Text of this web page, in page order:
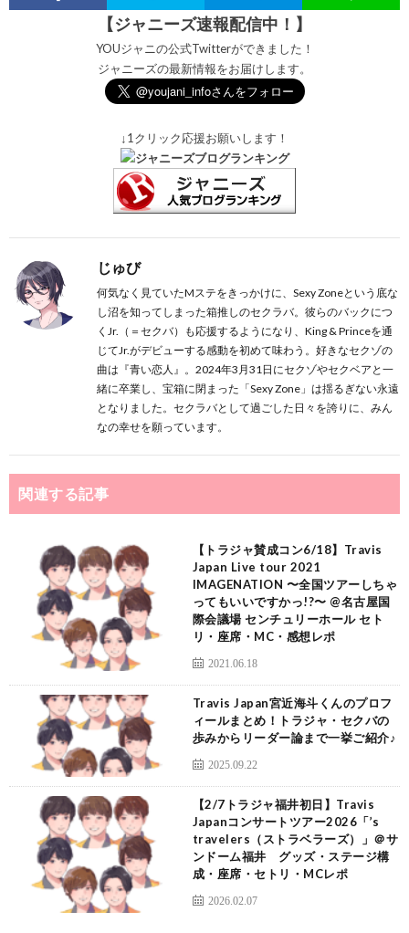
【ジャニーズ速報配信中！】
YOUジャニの公式Twitterができました！
ジャニーズの最新情報をお届けします。
↓1クリック応援お願いします！
じゅび
何気なく見ていたMステをきっかけに、Sexy Zoneという底な
し沼を知ってしまった箱推しのセクラバ。彼らのバックにつ
くJr.（＝セクバ）も応援するようになり、King & Princeを通
じてJr.がデビューする感動を初めて味わう。好きなセクゾの
曲は『青い恋人』。2024年3月31日にセクゾやセクベアと一
緒に卒業し、宝箱に閉まった「Sexy Zone」は揺るぎない永遠
となりました。セクラバとして過ごした日々を誇りに、みん
なの幸せを願っています。
関連する記事
【トラジャ賛成コン6/18】Travis
Japan Live tour 2021
IMAGENATION 〜全国ツアーしちゃ
ってもいいですかっ!?〜 @名古屋国
際会議場 センチュリーホール セト
リ・座席・MC・感想レポ
2021.06.18
Travis Japan宮近海斗くんのプロフ
ィールまとめ！トラジャ・セクバの
歩みからリーダー論まで一挙ご紹介♪
2025.09.22
【2/7トラジャ福井初日】Travis
Japanコンサートツアー2026「’s
travelers（ストラベラーズ）」＠サ
ンドーム福井 グッズ・ステージ構
成・座席・セトリ・MCレポ
2026.02.07